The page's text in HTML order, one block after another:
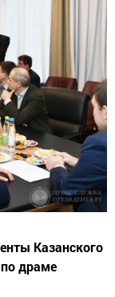
Казанского
по драме